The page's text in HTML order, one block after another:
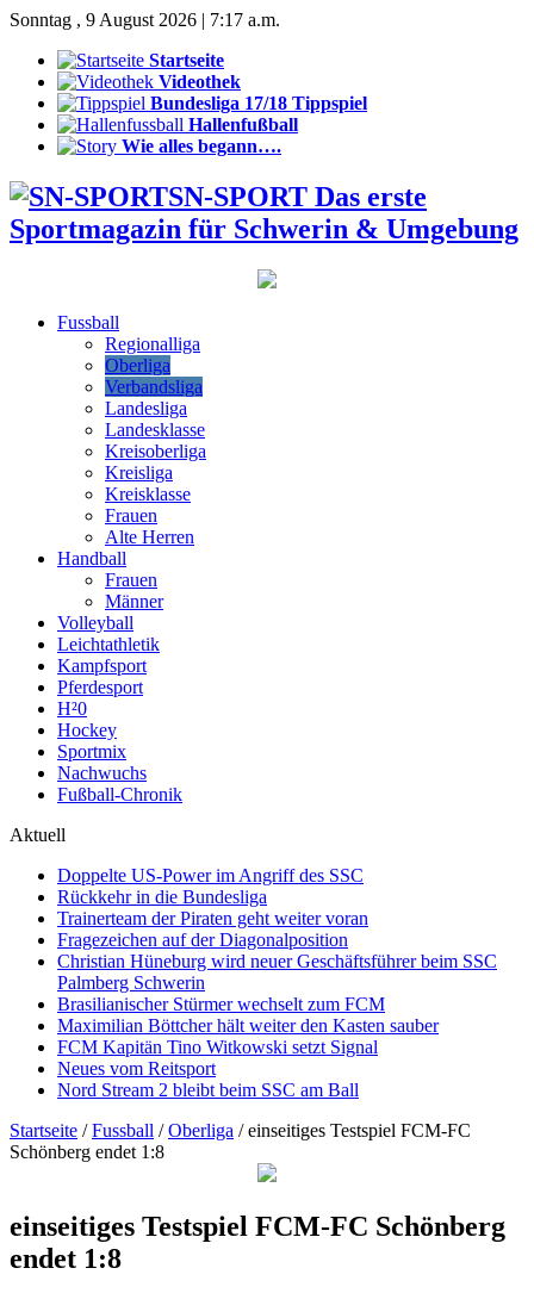
Sonntag , 9 August 2026 | 7:17 a.m.
Startseite
Videothek
Bundesliga 17/18 Tippspiel
Hallenfußball
Wie alles begann….
SN-SPORT Das erste
Sportmagazin für Schwerin & Umgebung
Fussball
Regionalliga
Oberliga
Verbandsliga
Landesliga
Landesklasse
Kreisoberliga
Kreisliga
Kreisklasse
Frauen
Alte Herren
Handball
Frauen
Männer
Volleyball
Leichtathletik
Kampfsport
Pferdesport
H²0
Hockey
Sportmix
Nachwuchs
Fußball-Chronik
Aktuell
Doppelte US-Power im Angriff des SSC
Rückkehr in die Bundesliga
Trainerteam der Piraten geht weiter voran
Fragezeichen auf der Diagonalposition
Christian Hüneburg wird neuer Geschäftsführer beim SSC
Palmberg Schwerin
Brasilianischer Stürmer wechselt zum FCM
Maximilian Böttcher hält weiter den Kasten sauber
FCM Kapitän Tino Witkowski setzt Signal
Neues vom Reitsport
Nord Stream 2 bleibt beim SSC am Ball
Startseite / Fussball / Oberliga / einseitiges Testspiel FCM-FC
Schönberg endet 1:8
einseitiges Testspiel FCM-FC Schönberg
endet 1:8